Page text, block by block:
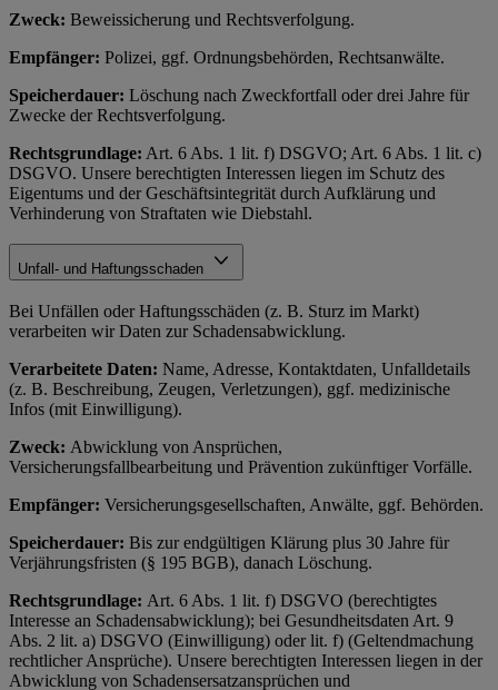
Zweck: Beweissicherung und Rechtsverfolgung.
Empfänger: Polizei, ggf. Ordnungsbehörden, Rechtsanwälte.
Speicherdauer: Löschung nach Zweckfortfall oder drei Jahre für
Zwecke der Rechtsverfolgung.
Rechtsgrundlage: Art. 6 Abs. 1 lit. f) DSGVO; Art. 6 Abs. 1 lit. c)
DSGVO. Unsere berechtigten Interessen liegen im Schutz des
Eigentums und der Geschäftsintegrität durch Aufklärung und
Verhinderung von Straftaten wie Diebstahl.
Unfall- und Haftungsschaden
Bei Unfällen oder Haftungsschäden (z. B. Sturz im Markt)
verarbeiten wir Daten zur Schadensabwicklung.
Verarbeitete Daten: Name, Adresse, Kontaktdaten, Unfalldetails
(z. B. Beschreibung, Zeugen, Verletzungen), ggf. medizinische
Infos (mit Einwilligung).
Zweck: Abwicklung von Ansprüchen,
Versicherungsfallbearbeitung und Prävention zukünftiger Vorfälle.
Empfänger: Versicherungsgesellschaften, Anwälte, ggf. Behörden.
Speicherdauer: Bis zur endgültigen Klärung plus 30 Jahre für
Verjährungsfristen (§ 195 BGB), danach Löschung.
Rechtsgrundlage: Art. 6 Abs. 1 lit. f) DSGVO (berechtigtes
Interesse an Schadensabwicklung); bei Gesundheitsdaten Art. 9
Abs. 2 lit. a) DSGVO (Einwilligung) oder lit. f) (Geltendmachung
rechtlicher Ansprüche). Unsere berechtigten Interessen liegen in der
Abwicklung von Schadensersatzansprüchen und